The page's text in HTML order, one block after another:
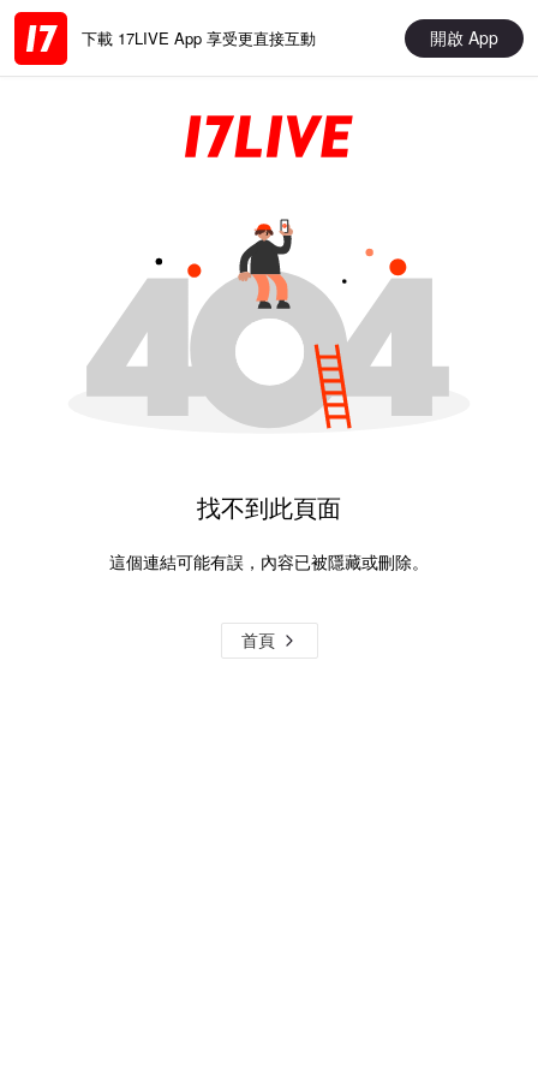
下載 17LIVE App 享受更直接互動 開啟 App
找不到此頁面
這個連結可能有誤，內容已被隱藏或刪除。
首頁